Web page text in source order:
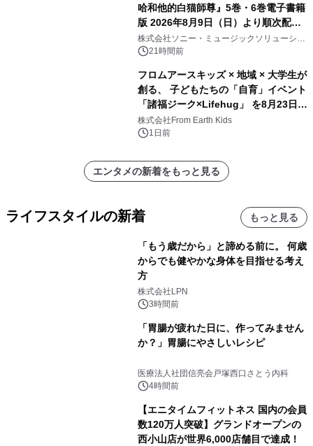
哈和他的白猫師尊』5巻・6巻電子書籍
版 2026年8月9日（日）より順次配信
開始
株式会社ソニー・ミュージックソリューショ
ンズ21時間前
フロムアースキッズ × 地域 × 大学生が
創る、 子どもたちの「自育」イベント
「諸福ジーク×Lifehug」 を8月23日
(日)開催
株式会社From Earth Kids
1日前
エンタメの新着をもっと見る
ライフスタイルの新着 もっと見る
「もう歳だから」と諦める前に。 何歳
からでも健やかな身体を目指せる考え
方
株式会社LPN
3時間前
「胃腸が疲れた日に、作ってみません
か？」胃腸にやさしいレシピ
医療法人社団信亮会戸塚西口さとう内科
4時間前
【エニタイムフィットネス 国内の会員
数120万人突破】グランドオープンの
西小山店が世界6,000店舗目で達成！